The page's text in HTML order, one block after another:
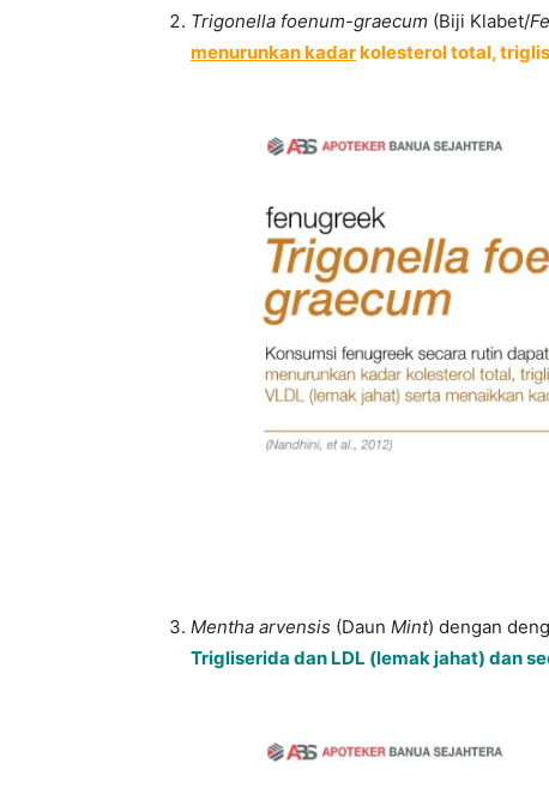
Trigonella foenum-graecum (Biji Klabet/
menurunkan kadarkolesterol total,
Mentha arvensis (Daun Mint) dengan
Trigliserida dan LDL (lemak jahat) dan